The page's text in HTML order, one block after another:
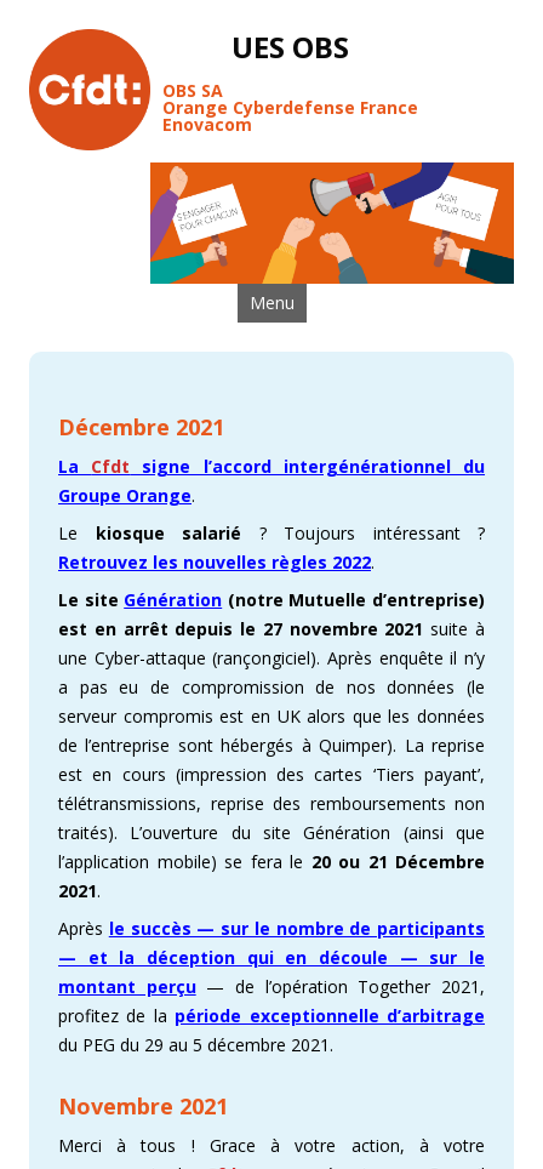
UES OBS
OBS SA
Orange Cyberdefense France
Enovacom
Menu Aller au contenu
Décembre 2021
La Cfdt signe l’accord intergénérationnel du
Groupe Orange.
Le kiosque salarié ? Toujours intéressant ?
Retrouvez les nouvelles règles 2022.
Le site Génération (notre Mutuelle d’entreprise)
est en arrêt depuis le 27 novembre 2021 suite à
une Cyber-attaque (rançongiciel). Après enquête il n’y
a pas eu de compromission de nos données (le
serveur compromis est en UK alors que les données
de l’entreprise sont hébergés à Quimper). La reprise
est en cours (impression des cartes ‘Tiers payant’,
télétransmissions, reprise des remboursements non
traités). L’ouverture du site Génération (ainsi que
l’application mobile) se fera le 20 ou 21 Décembre
2021.
Après le succès — sur le nombre de participants
— et la déception qui en découle — sur le
montant perçu— de l’opération Together 2021,
profitez de la période exceptionnelle d’arbitrage
du PEG du 29 au 5 décembre 2021.
Novembre 2021
Merci à tous ! Grace à votre action, à votre